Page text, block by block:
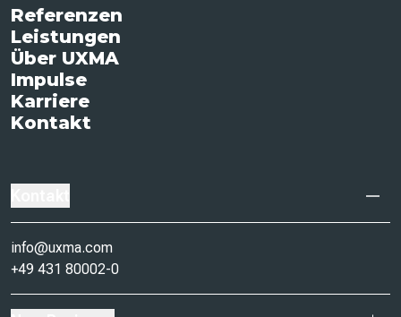
Referenzen
Leistungen
Über UXMA
Impulse
Karriere
Kontakt
info@uxma.com
+49 431 80002-0